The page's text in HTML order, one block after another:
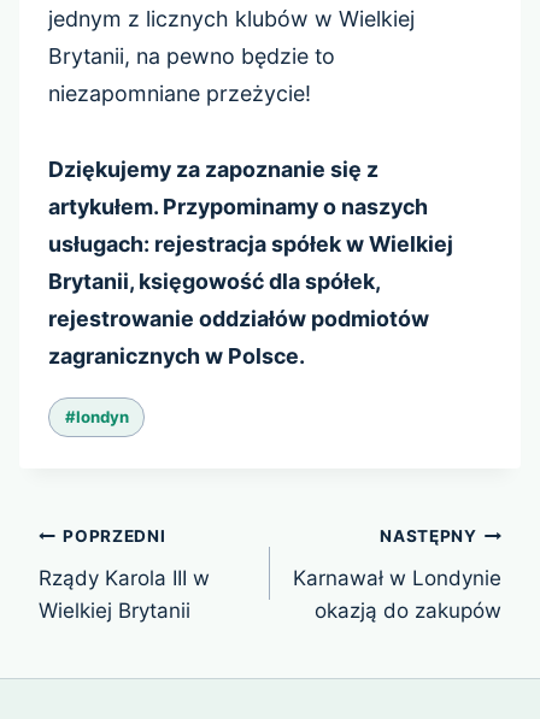
jednym z licznych klubów w Wielkiej
Brytanii, na pewno będzie to
niezapomniane przeżycie!
Dziękujemy za zapoznanie się z
artykułem. Przypominamy o naszych
usługach: rejestracja spółek w Wielkiej
Brytanii, księgowość dla spółek,
rejestrowanie oddziałów podmiotów
zagranicznych w Polsce.
Tagi
wpisu:
#londyn
Nawigacja
wpisu
POPRZEDNI
Rządy Karola III w
Wielkiej Brytanii
NASTĘPNY
Karnawał w Londynie
okazją do zakupów